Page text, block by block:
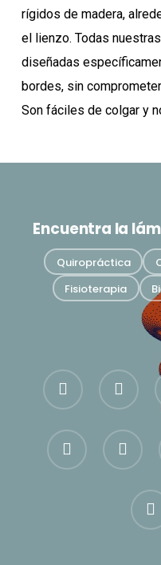
rígidos de madera,
el lienzo. Todas
diseñadas
bordes, sin
Son fáciles de colgar y
Encuentra la
Quiropráctica
Fisioterapia
bluesky facebook
google-
plus
instagram
hilos